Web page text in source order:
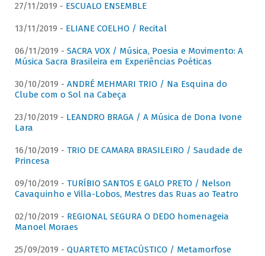
27/11/2019 - ESCUALO ENSEMBLE
13/11/2019 - ELIANE COELHO / Recital
06/11/2019 - SACRA VOX / Música, Poesia e Movimento: A
Música Sacra Brasileira em Experiências Poéticas
30/10/2019 - ANDRÉ MEHMARI TRIO / Na Esquina do
Clube com o Sol na Cabeça
23/10/2019 - LEANDRO BRAGA / A Música de Dona Ivone
Lara
16/10/2019 - TRIO DE CAMARA BRASILEIRO / Saudade de
Princesa
09/10/2019 - TURÍBIO SANTOS E GALO PRETO / Nelson
Cavaquinho e Villa-Lobos, Mestres das Ruas ao Teatro
02/10/2019 - REGIONAL SEGURA O DEDO homenageia
Manoel Moraes
25/09/2019 - QUARTETO METACÚSTICO / Metamorfose